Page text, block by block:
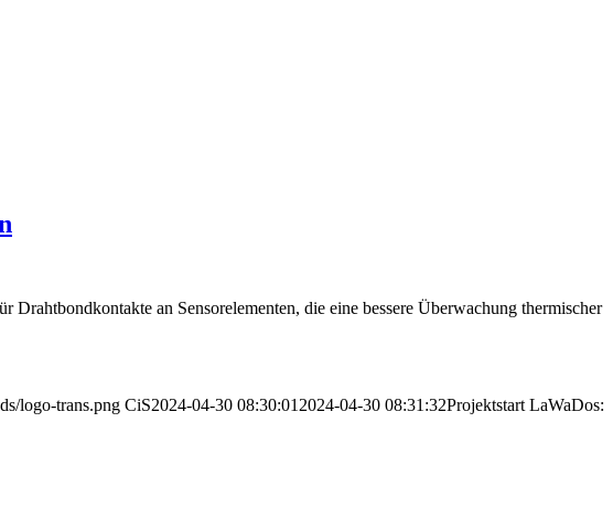
an Sensorelementen, die eine bessere Überwachung thermischer
logo-trans.png CiS2024-04-30 08:30:01 2024-04-30 08:31:32Projektstart LaWaDos: